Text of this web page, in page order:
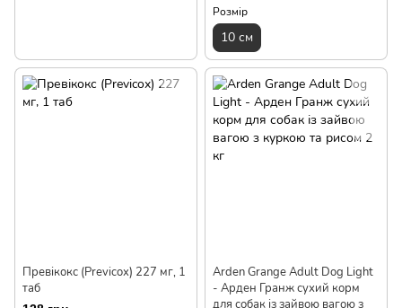
Розмір
10 см
Превікокс (Previcox) 227 мг, 1
таб
Arden Grange Adult Dog Light
- Арден Гранж сухий корм
для собак із зайвою вагою з